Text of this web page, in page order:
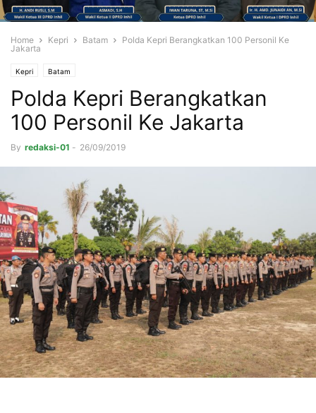
Home Kepri Batam
Polda Kepri Berangkatkan 100 Personil Ke
Jakarta
Kepri Batam
Polda Kepri Berangkatkan
100 Personil Ke Jakarta
By redaksi-01 - 26/09/2019